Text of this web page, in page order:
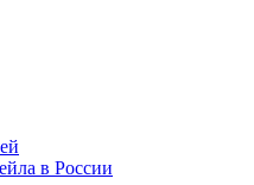
в России